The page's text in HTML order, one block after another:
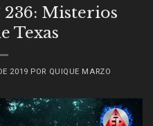
236: Misterios
Texas
2019 POR QUIQUE MARZO